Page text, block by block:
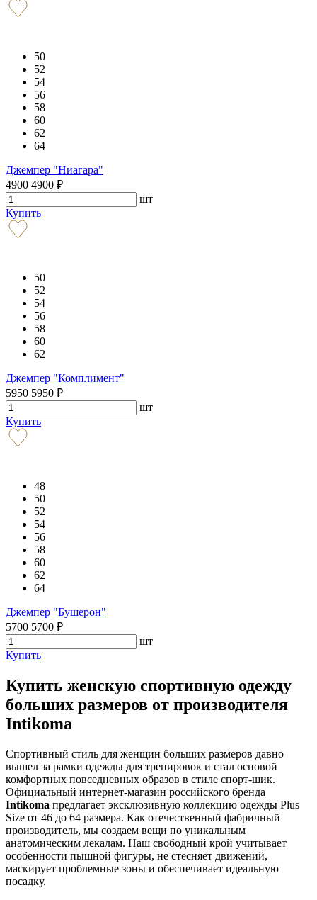
50
52
54
56
58
60
62
64
Джемпер "Ниагара"
4900 4900 ₽
шт
Купить
50
52
54
56
58
60
62
Джемпер "Комплимент"
5950 5950 ₽
шт
Купить
48
50
52
54
56
58
60
62
64
Джемпер "Бушерон"
5700 5700 ₽
шт
Купить
Купить женскую спортивную одежду
больших размеров от производителя
Intikoma
Спортивный стиль для женщин больших размеров давно
вышел за рамки одежды для тренировок и стал основой
комфортных повседневных образов в стиле спорт-шик.
Официальный интернет-магазин российского бренда
Intikoma предлагает эксклюзивную коллекцию одежды Plus
Size от 46 до 64 размера. Как отечественный фабричный
производитель, мы создаем вещи по уникальным
анатомическим лекалам. Наш свободный крой учитывает
особенности пышной фигуры, не стесняет движений,
маскирует проблемные зоны и обеспечивает идеальную
посадку.